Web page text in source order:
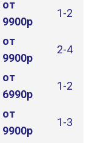
от
9900р
1-2
от
9900р
2-4
от
6990р
1-2
от
9900р
1-3